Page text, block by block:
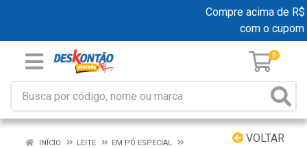
Compre acima de
com o cupom
0
VOLTAR
INÍCIO LEITE
EM PÓ ESPECIAL